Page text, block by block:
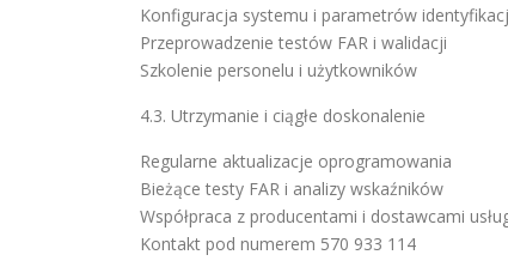
Konfiguracja systemu i parametrów
Przeprowadzenie testów FAR i walidacji
Szkolenie personelu i użytkowników
4.3. Utrzymanie i ciągłe doskonalenie
Regularne aktualizacje oprogramowania
Bieżące testy FAR i analizy wskaźników
Współpraca z producentami i dostawcami
Kontakt pod numerem 570 933 114